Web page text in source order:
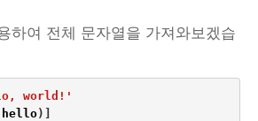
하여 전체 문자열을 가져와보겠습
world!'
hello)]